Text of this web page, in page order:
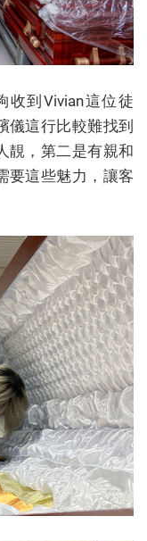
收到Vivian這位徒
儀這行比較難找到
靚，第二是有親和
要這些魅力，讓客